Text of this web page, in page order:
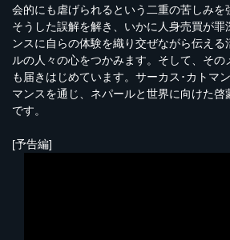
会的にも虐げられるという二重の苦しみを
そうした誤解を解き、いかに人身売買が罪
ンスに自らの体験を織り交ぜながら伝える
ルの人々の心をつかみます。そして、その
も届きはじめています。サーカス･カトマ
マンスを通じ、ネパールと世界に向けた
です。
[予告編]